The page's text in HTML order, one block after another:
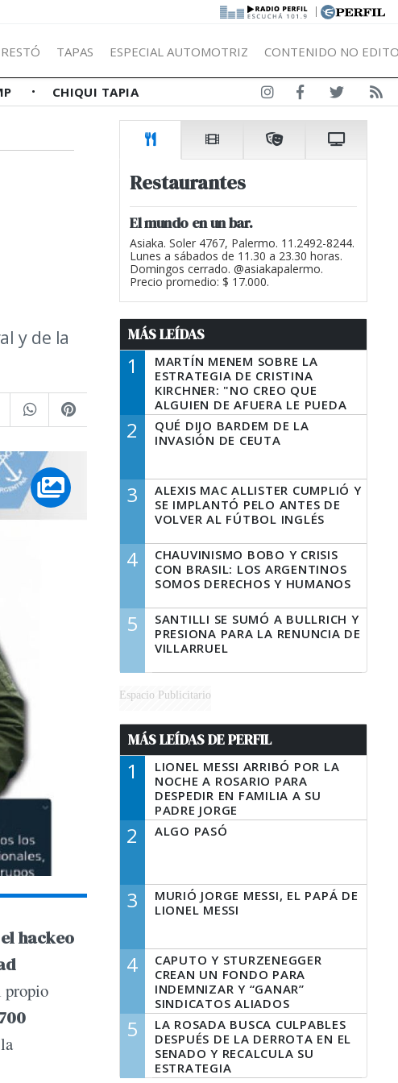
|
RESTÓ TAPAS ESPECIAL AUTOMOTRIZ CONTENIDO NO
CHIQUI TAPIA
y de la
el hackeo
propio
Restaurantes
El mundo en un bar.
Asiaka. Soler 4767, Palermo. 11.2492-8244.
Lunes a sábados de 11.30 a 23.30 horas.
Domingos cerrado. @asiakapalermo.
Precio promedio: $ 17.000.
MÁS LEÍDAS
1
MARTÍN MENEM SOBRE LA
ESTRATEGIA DE CRISTINA
KIRCHNER: "NO CREO QUE
ALGUIEN DE AFUERA LE PUEDA
DECIR A LA JUSTICIA LO QUE
TIENE QUE HACER"
2
QUÉ DIJO BARDEM DE LA
INVASIÓN DE CEUTA
3
ALEXIS MAC ALLISTER CUMPLIÓ Y
SE IMPLANTÓ PELO ANTES DE
VOLVER AL FÚTBOL INGLÉS
4
CHAUVINISMO BOBO Y CRISIS
CON BRASIL: LOS ARGENTINOS
SOMOS DERECHOS Y HUMANOS
5
SANTILLI SE SUMÓ A BULLRICH Y
PRESIONA PARA LA RENUNCIA DE
VILLARRUEL
Espacio Publicitario
MÁS LEÍDAS DE PERFIL
1
LIONEL MESSI ARRIBÓ POR LA
NOCHE A ROSARIO PARA
DESPEDIR EN FAMILIA A SU
PADRE JORGE
2 ALGO PASÓ
3
MURIÓ JORGE MESSI, EL PAPÁ DE
LIONEL MESSI
4
CAPUTO Y STURZENEGGER
CREAN UN FONDO PARA
INDEMNIZAR Y “GANAR”
SINDICATOS ALIADOS
5
LA ROSADA BUSCA CULPABLES
DESPUÉS DE LA DERROTA EN EL
SENADO Y RECALCULA SU
ESTRATEGIA